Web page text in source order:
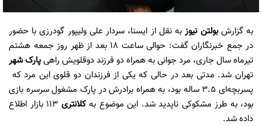
به گزارشبولتن نیوزبه نقل از ایسنا، سردار علی ولیپور گودرزی با حضور
در جمع خبرنگاران گفت:‌ حوالی ساعت ۱۸ بعد از ظهر روز جمعه هشتم
تیرماه سال جاری، مرد جوانی به همراه دو فرزند دوقلویش راهیپارک شهر
تهران شد. مدتی بعد در حالی که یکی از فرزندان دو قلوی این مرد که
پسربچه‌ای ۳.۵ ساله بود، به همراه برادرش در پارک مشغول سرسره بازی
بود، به طرز مشکوکی ناپدید شد. این موضوع بهکلانتری
۱۱۳ بازار اطلاع
داده شد.